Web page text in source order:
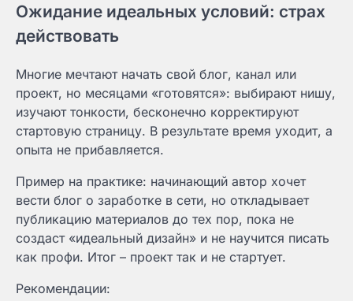
Ожидание идеальных условий: страх
действовать
Многие мечтают начать свой блог, канал или
проект, но месяцами «готовятся»: выбирают нишу,
изучают тонкости, бесконечно корректируют
стартовую страницу. В результате время уходит, а
опыта не прибавляется.
Пример на практике: начинающий автор хочет
вести блог о заработке в сети, но откладывает
публикацию материалов до тех пор, пока не
создаст «идеальный дизайн» и не научится писать
как профи. Итог – проект так и не стартует.
Рекомендации: